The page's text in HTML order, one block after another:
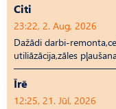
Citi
23:22, 2. Aug, 2026
Dažādi darbi-
utiliāzācija,zāles
Īrē
12:25, 21. Jūl, 2026